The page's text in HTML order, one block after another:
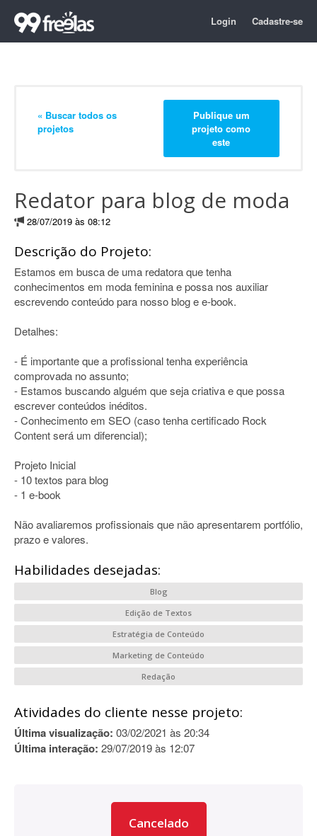
Login Cadastre-se
« Buscar todos os
projetos
Publique um
projeto como
este
Redator para blog de moda
28/07/2019 às 08:12
Descrição do Projeto:
Estamos em busca de uma redatora que tenha
conhecimentos em moda feminina e possa nos auxiliar
escrevendo conteúdo para nosso blog e e-book.
Detalhes:
- É importante que a profissional tenha experiência
comprovada no assunto;
- Estamos buscando alguém que seja criativa e que possa
escrever conteúdos inéditos.
- Conhecimento em SEO (caso tenha certificado Rock
Content será um diferencial);
Projeto Inicial
- 10 textos para blog
- 1 e-book
Não avaliaremos profissionais que não apresentarem portfólio,
prazo e valores.
Habilidades desejadas:
Blog
Edição de Textos
Estratégia de Conteúdo
Marketing de Conteúdo
Redação
Atividades do cliente nesse projeto:
Última visualização: 03/02/2021 às 20:34
Última interação: 29/07/2019 às 12:07
Cancelado